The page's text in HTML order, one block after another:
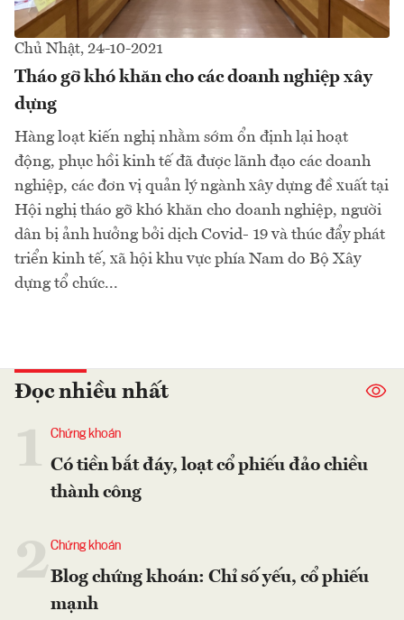
Chủ Nhật, 24-10-2021
Tháo gỡ khó khăn cho các doanh nghiệp xây
dựng
Hàng loạt kiến nghị nhằm sớm ổn định lại hoạt
động, phục hồi kinh tế đã được lãnh đạo các doanh
nghiệp, các đơn vị quản lý ngành xây dựng đề xuất tại
Hội nghị tháo gỡ khó khăn cho doanh nghiệp, người
dân bị ảnh hưởng bởi dịch Covid- 19 và thúc đẩy phát
triển kinh tế, xã hội khu vực phía Nam do Bộ Xây
dựng tổ chức...
Đọc nhiều nhất
Chứng khoán
Có tiền bắt đáy, loạt cổ phiếu đảo chiều
thành công
2Chứng khoán
Blog chứng khoán: Chỉ số yếu, cổ phiếu
mạnh